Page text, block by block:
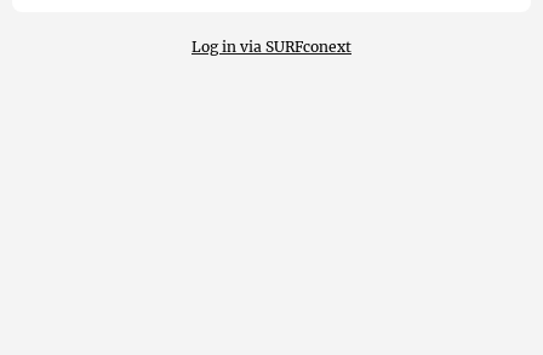
Log in via SURFconext